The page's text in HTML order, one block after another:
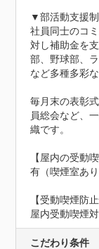
▼部活動支援
社員同士のコ
対し補助金を
部、野球部、
など多種多彩
毎月末の表彰
員総会など、
織です。
【屋内の受動
有（喫煙室あり
【受動喫煙防
屋内受動喫煙
こだわり条件